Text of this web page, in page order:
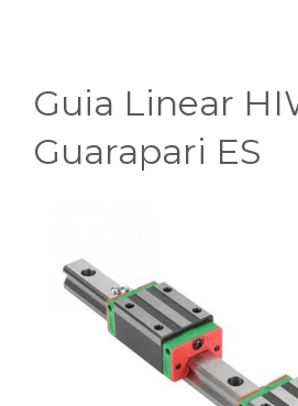
Guia Linear
Guarapari ES